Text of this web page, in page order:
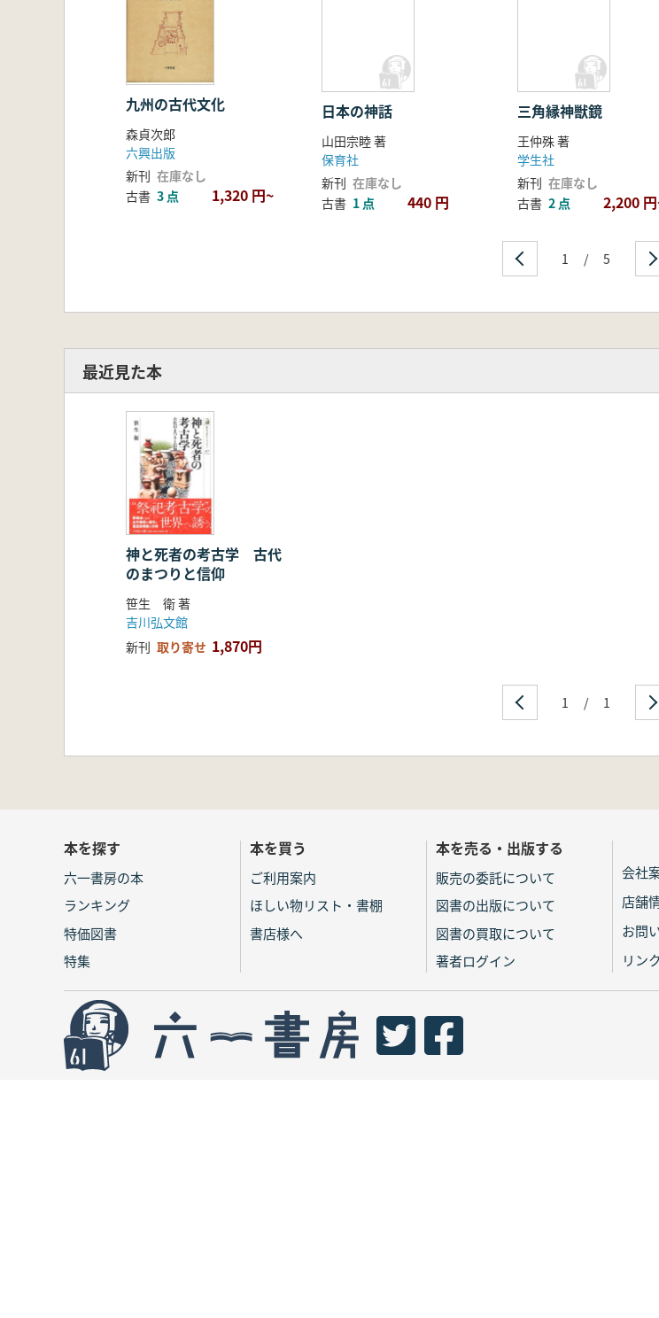
九州の古代文化
森貞次郎
六興出版
新刊 在庫なし
古書 3 点 1,320 円~
日本の神話
山田宗睦 著
保育社
新刊 在庫なし
古書 1 点 440 円
三角縁神獣鏡
王仲殊 著
学生社
新刊 在庫なし
古書 2 点 2,200
1 / 5
最近見た本
神と死者の考古学 古代
のまつりと信仰
笹生 衛 著
吉川弘文館
新刊 取り寄せ 1,870円
1 / 1
本を探す
六一書房の本
ランキング
特価図書
特集
本を買う
ご利用案内
ほしい物リスト・書棚
書店様へ
本を売る・出版する
販売の委託について
図書の出版について
図書の買取について
著者ログイン
会社
店舗
お問
リンク